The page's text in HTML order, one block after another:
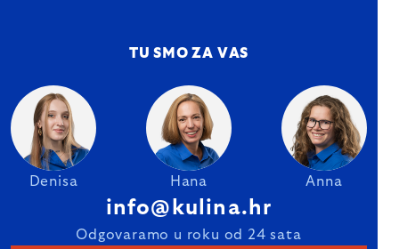
TU SMO ZA VAS
Denisa Hana Anna
info@kulina.hr
Odgovaramo u roku od 24 sata